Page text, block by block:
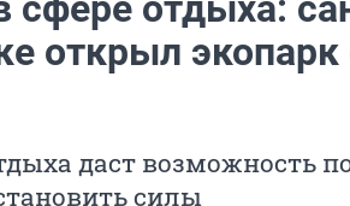
открыл
даст возможность
силы